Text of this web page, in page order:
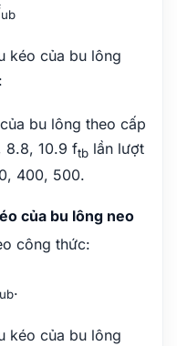
ub
kéo của bu lông
bu lông theo cấp
8.8, 10.9 ftb lần lượt
400, 500.
của bu lông neo
công thức:
ub.
kéo của bu lông